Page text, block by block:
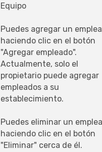
Equipo
Puedes agregar un
haciendo clic en el botón
"Agregar empleado".
Actualmente, solo el
propietario puede agregar
empleados a su
establecimiento.
Puedes eliminar un
haciendo clic en el botón
"Eliminar" cerca de él.